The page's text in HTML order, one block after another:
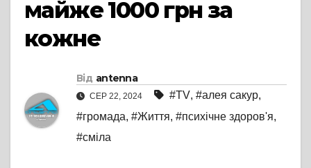
майже 1000 грн за
кожне
Від antenna
СЕР 22, 2024 #TV, #алея сакур,
#громада, #Життя, #психічне здоров'я,
#сміла